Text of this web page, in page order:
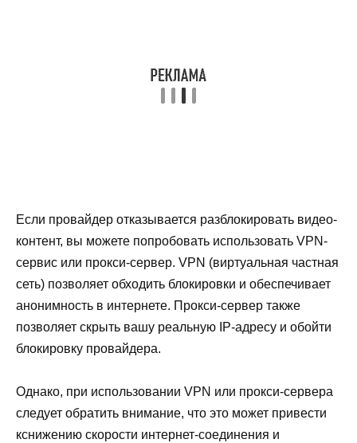
Если провайдер отказывается разблокировать видео-
контент, вы можете попробовать использовать VPN-
сервис или прокси-сервер. VPN (виртуальная частная
сеть) позволяет обходить блокировки и обеспечивает
анонимность в интернете. Прокси-сервер также
позволяет скрыть вашу реальную IP-адресу и обойти
блокировку провайдера.
Однако, при использовании VPN или прокси-сервера
следует обратить внимание, что это может привести
кснижению скорости интернет-соединения и